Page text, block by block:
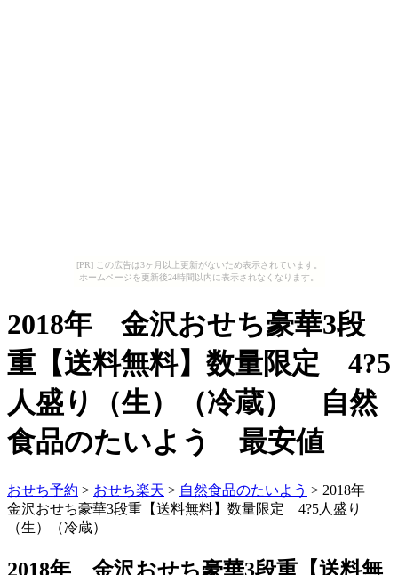
[PR] この広告は3ヶ月以上更新がないため表示されています。
ホームページを更新後24時間以内に表示されなくなります。
2018年 金沢おせち豪華3段
重【送料無料】数量限定 4?5
人盛り（生）（冷蔵） 自然
食品のたいよう 最安値
おせち予約 > おせち楽天 > 自然食品のたいよう > 2018年
金沢おせち豪華3段重【送料無料】数量限定 4?5人盛り
（生）（冷蔵）
2018年 金沢おせち豪華3段重【送料無